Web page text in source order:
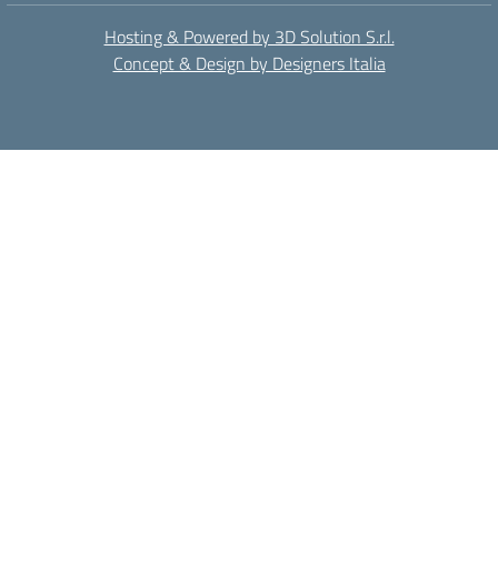
Hosting & Powered by 3D Solution S.r.l.
Concept & Design by Designers Italia